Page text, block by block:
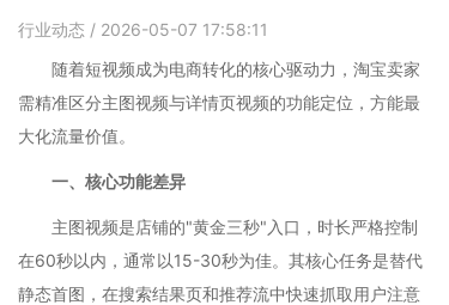
行业动态 / 2026-05-07 17:58:11
随着短视频成为电商转化的核心驱动力，淘宝卖家
需精准区分主图视频与详情页视频的功能定位，方能最
大化流量价值。
一、核心功能差异
主图视频是店铺的"黄金三秒"入口，时长严格控制
在60秒以内，通常以15-30秒为佳。其核心任务是替代
静态首图，在搜索结果页和推荐流中快速抓取用户注意